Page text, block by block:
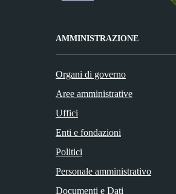
AMMINISTRAZIONE
Organi di governo
Aree amministrative
Uffici
Enti e fondazioni
Politici
Personale amministrativo
Documenti e Dati